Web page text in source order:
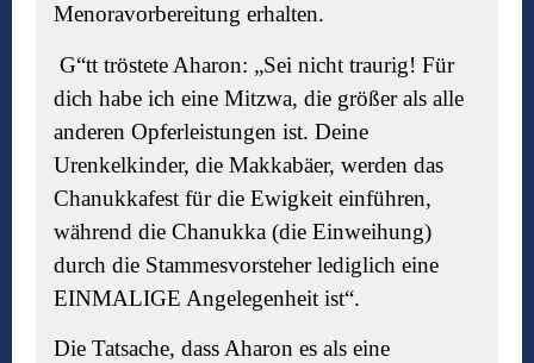
Menoravorbereitung erhalten.
G“tt tröstete Aharon: „Sei nicht traurig! Für
dich habe ich eine Mitzwa, die größer als alle
anderen Opferleistungen ist. Deine
Urenkelkinder, die Makkabäer, werden das
Chanukkafest für die Ewigkeit einführen,
während die Chanukka (die Einweihung)
durch die Stammesvorsteher lediglich eine
EINMALIGE Angelegenheit ist“.
Die Tatsache, dass Aharon es als eine